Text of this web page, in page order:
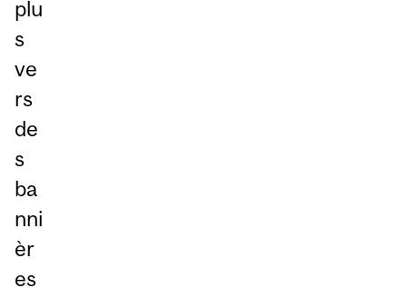
plu
s
ve
rs
de
s
ba
nni
èr
es